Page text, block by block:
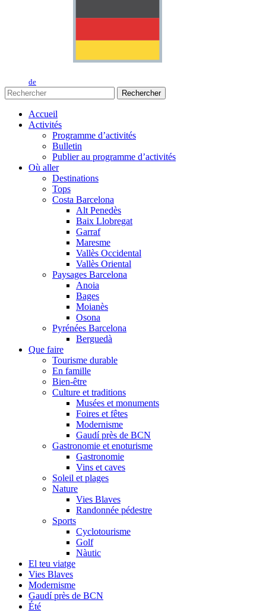
de
Rechercher
Accueil
Activités
Programme d’activités
Bulletin
Publier au programme d’activités
Où aller
Destinations
Tops
Costa Barcelona
Alt Penedès
Baix Llobregat
Garraf
Maresme
Vallès Occidental
Vallès Oriental
Paysages Barcelona
Anoia
Bages
Moianès
Osona
Pyrénées Barcelona
Berguedà
Que faire
Tourisme durable
En famille
Bien-être
Culture et traditions
Musées et monuments
Foires et fêtes
Modernisme
Gaudí près de BCN
Gastronomie et enoturisme
Gastronomie
Vins et caves
Soleil et plages
Nature
Vies Blaves
Randonnée pédestre
Sports
Cyclotourisme
Golf
Nàutic
El teu viatge
Vies Blaves
Modernisme
Gaudí près de BCN
Été